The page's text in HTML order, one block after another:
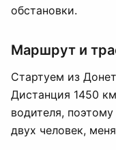
обстановки.
Маршрут и
Стартуем из
Дистанция 1450
водителя,
двух человек,